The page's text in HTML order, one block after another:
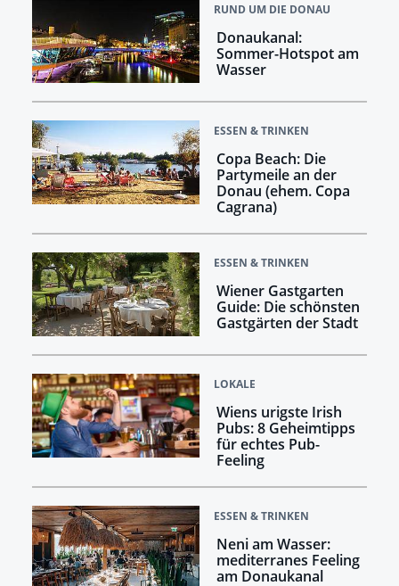
RUND UM DIE DONAU
Donaukanal:
Sommer-Hotspot am
Wasser
ESSEN & TRINKEN
Copa Beach: Die
Partymeile an der
Donau (ehem. Copa
Cagrana)
ESSEN & TRINKEN
Wiener Gastgarten
Guide: Die schönsten
Gastgärten der Stadt
LOKALE
Wiens urigste Irish
Pubs: 8 Geheimtipps
für echtes Pub-
Feeling
ESSEN & TRINKEN
Neni am Wasser:
mediterranes Feeling
am Donaukanal